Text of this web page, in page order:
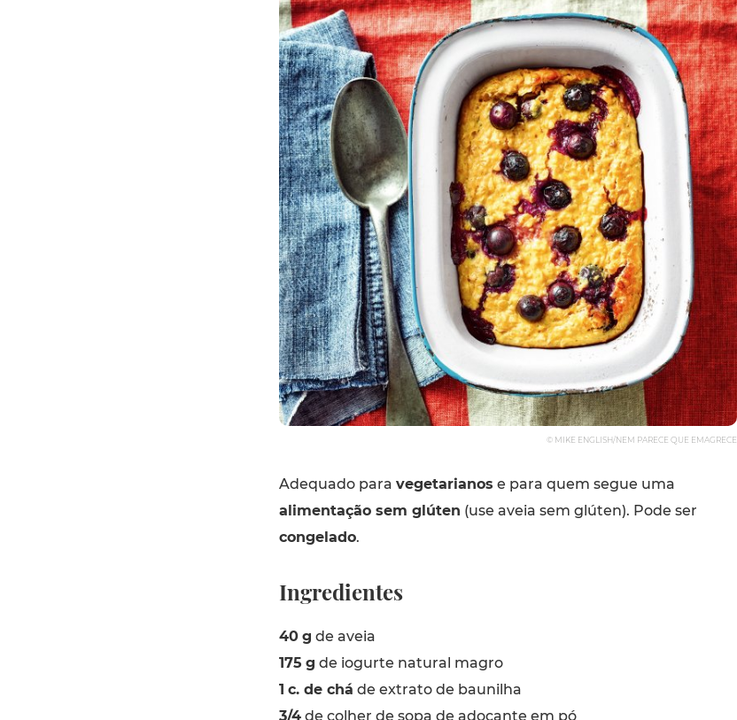
© MIKE ENGLISH/NEM PARECE QUE EMAGRECE
Adequado para vegetarianos e para quem segue uma
alimentação sem glúten (use aveia sem glúten). Pode ser
congelado.
Ingredientes
40 g de aveia
175 g de iogurte natural magro
1 c. de chá de extrato de baunilha
3/4de colher de sopa de adoçante em pó